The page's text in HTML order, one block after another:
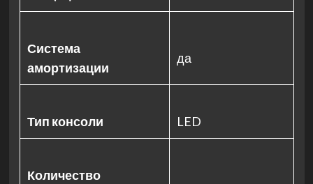
Система
амортизации
да
Тип консоли LED
Количество